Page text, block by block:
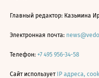
Главный редактор: Казьмина
Электронная почта:
Телефон: +7 495 956-34-58
Сайт использует IP адреса,